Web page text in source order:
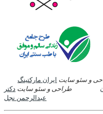
و سئو سایت ایران مارکتینگ
طراحی و سئو سایت دکتر
عبدالرحمن نجل